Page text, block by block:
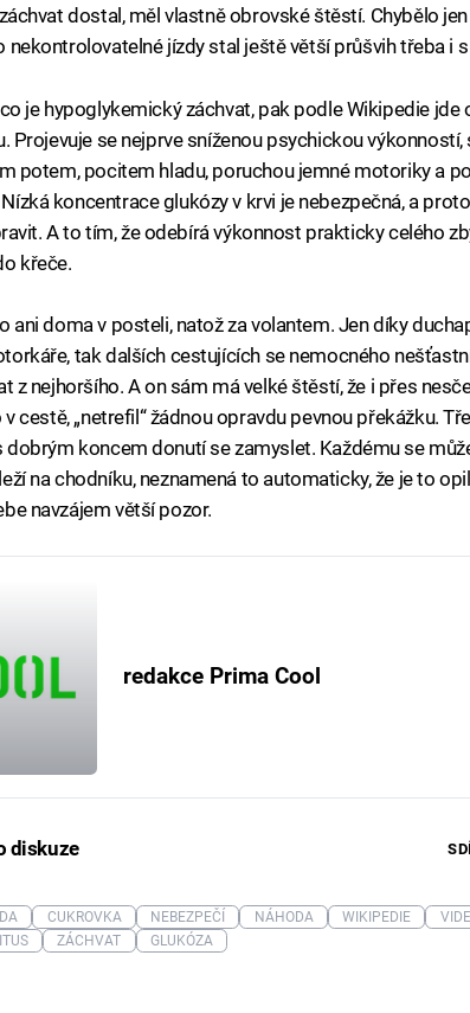
dostal, měl vlastně obrovské štěstí. Chybělo
nekontrolovatelné jízdy stal ještě větší průšvih třeba i
je hypoglykemický záchvat, pak podle Wikipedie jde
Projevuje se nejprve sníženou psychickou
potem, pocitem hladu, poruchou jemné motoriky a
koncentrace glukózy v krvi je nebezpečná, a
A to tím, že odebírá výkonnost prakticky celého
křeče.
ani doma v posteli, natož za volantem. Jen díky
tak dalších cestujících se nemocného
z nejhoršího. A on sám má velké štěstí, že i přes
cestě, „netrefil“ žádnou opravdu pevnou překážku.
dobrým koncem donutí se zamyslet. Každému se
na chodníku, neznamená to automaticky, že je to
navzájem větší pozor.
redakce Prima Cool
diskuze
CUKROVKA NEBEZPEČÍ NÁHODA WIKIPEDIE
ZÁCHVAT GLUKÓZA